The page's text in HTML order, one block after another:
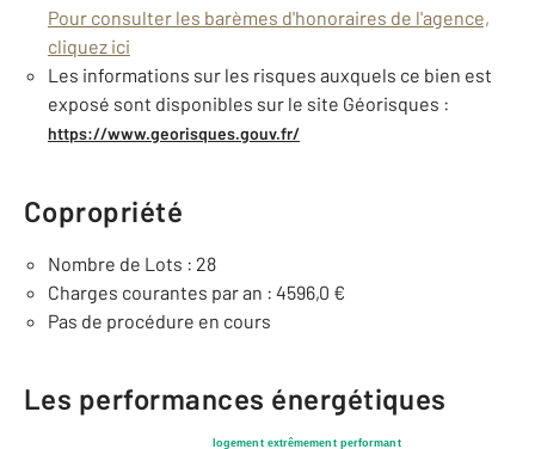
Pour consulter les barèmes d'honoraires de l'agence,
cliquez ici
Les informations sur les risques auxquels ce bien est
exposé sont disponibles sur le site Géorisques :
https://www.georisques.gouv.fr/
Copropriété
Nombre de Lots : 28
Charges courantes par an : 4596,0 €
Pas de procédure en cours
Les performances énergétiques
logement extrêmement performant